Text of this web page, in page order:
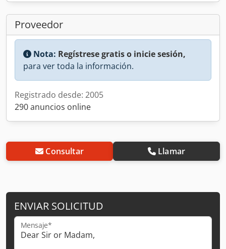
Proveedor
Nota: Regístrese gratis o inicie sesión,
para ver toda la información.
Registrado desde: 2005
290 anuncios online
Consultar Llamar
ENVIAR SOLICITUD
Mensaje*